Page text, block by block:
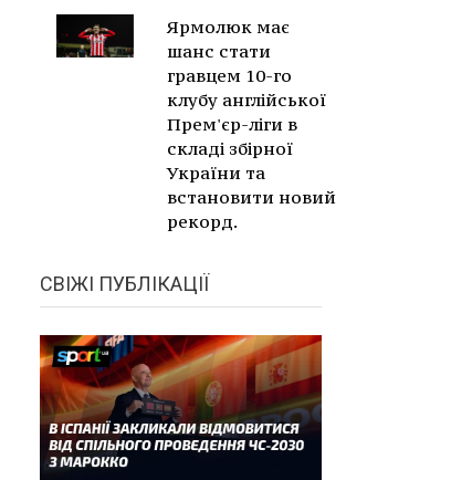
Ярмолюк має
шанс стати
гравцем 10-го
клубу англійської
Прем'єр-ліги в
складі збірної
України та
встановити новий
рекорд.
СВІЖІ ПУБЛІКАЦІЇ